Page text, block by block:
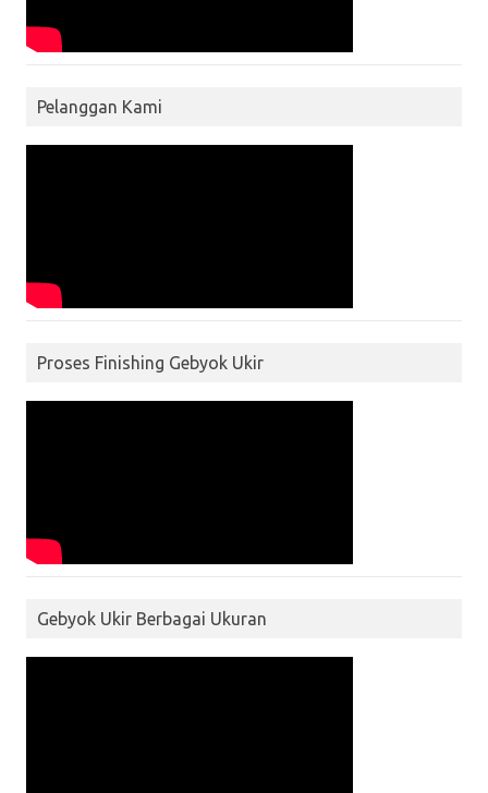
Pelanggan Kami
Proses Finishing Gebyok Ukir
Gebyok Ukir Berbagai Ukuran